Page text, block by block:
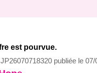
est pourvue.
publiée le 07/